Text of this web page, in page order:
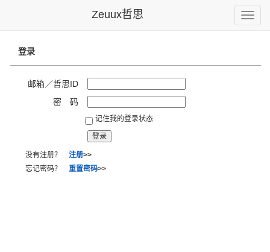
Toggle
Zeuux哲思
登录
邮箱／哲思ID
密 码
记住我的登录状态
没有注册？ 注册>>
忘记密码？ 重置密码>>